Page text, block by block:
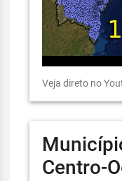
Veja direto no
Centro-